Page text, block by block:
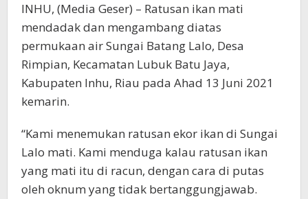
INHU, (Media Geser) – Ratusan ikan mati
mendadak dan mengambang diatas
permukaan air Sungai Batang Lalo, Desa
Rimpian, Kecamatan Lubuk Batu Jaya,
Kabupaten Inhu, Riau pada Ahad 13 Juni 2021
kemarin.
“Kami menemukan ratusan ekor ikan di Sungai
Lalo mati. Kami menduga kalau ratusan ikan
yang mati itu di racun, dengan cara di putas
oleh oknum yang tidak bertanggungjawab.